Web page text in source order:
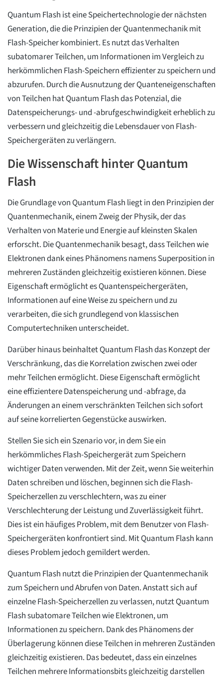
Quantum Flash ist eine Speichertechnologie der nächsten
Generation, die die Prinzipien der Quantenmechanik mit
Flash-Speicher kombiniert. Es nutzt das Verhalten
subatomarer Teilchen, um Informationen im Vergleich zu
herkömmlichen Flash-Speichern effizienter zu speichern und
abzurufen. Durch die Ausnutzung der Quanteneigenschaften
von Teilchen hat Quantum Flash das Potenzial, die
Datenspeicherungs- und -abrufgeschwindigkeit erheblich zu
verbessern und gleichzeitig die Lebensdauer von Flash-
Speichergeräten zu verlängern.
Die Wissenschaft hinter Quantum
Flash
Die Grundlage von Quantum Flash liegt in den Prinzipien der
Quantenmechanik, einem Zweig der Physik, der das
Verhalten von Materie und Energie auf kleinsten Skalen
erforscht. Die Quantenmechanik besagt, dass Teilchen wie
Elektronen dank eines Phänomens namens Superposition in
mehreren Zuständen gleichzeitig existieren können. Diese
Eigenschaft ermöglicht es Quantenspeichergeräten,
Informationen auf eine Weise zu speichern und zu
verarbeiten, die sich grundlegend von klassischen
Computertechniken unterscheidet.
Darüber hinaus beinhaltet Quantum Flash das Konzept der
Verschränkung, das die Korrelation zwischen zwei oder
mehr Teilchen ermöglicht. Diese Eigenschaft ermöglicht
eine effizientere Datenspeicherung und -abfrage, da
Änderungen an einem verschränkten Teilchen sich sofort
auf seine korrelierten Gegenstücke auswirken.
Stellen Sie sich ein Szenario vor, in dem Sie ein
herkömmliches Flash-Speichergerät zum Speichern
wichtiger Daten verwenden. Mit der Zeit, wenn Sie weiterhin
Daten schreiben und löschen, beginnen sich die Flash-
Speicherzellen zu verschlechtern, was zu einer
Verschlechterung der Leistung und Zuverlässigkeit führt.
Dies ist ein häufiges Problem, mit dem Benutzer von Flash-
Speichergeräten konfrontiert sind. Mit Quantum Flash kann
dieses Problem jedoch gemildert werden.
Quantum Flash nutzt die Prinzipien der Quantenmechanik
zum Speichern und Abrufen von Daten. Anstatt sich auf
einzelne Flash-Speicherzellen zu verlassen, nutzt Quantum
Flash subatomare Teilchen wie Elektronen, um
Informationen zu speichern. Dank des Phänomens der
Überlagerung können diese Teilchen in mehreren Zuständen
gleichzeitig existieren. Das bedeutet, dass ein einzelnes
Teilchen mehrere Informationsbits gleichzeitig darstellen